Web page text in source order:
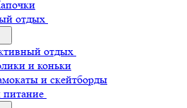
отдых
отдых
и коньки
и скейтборды